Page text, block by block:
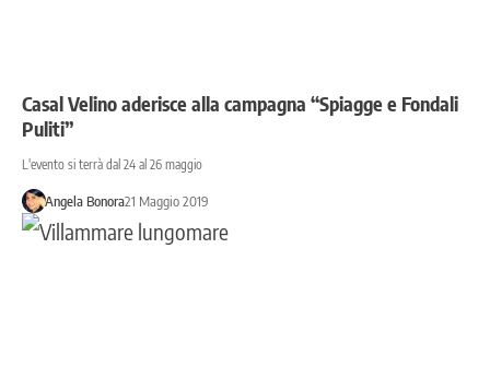
Casal Velino aderisce alla campagna “Spiagge e Fondali
Puliti”
L'evento si terrà dal 24 al 26 maggio
Angela Bonora21 Maggio 2019